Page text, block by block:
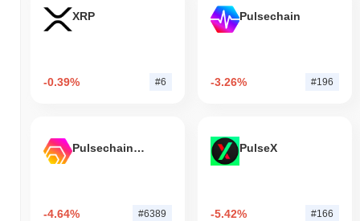
XRP
-0.39% #6
Pulsechain
-3.26% #196
Pulsechain Bridged HEX (Pulsechain)
-4.64% #6389
PulseX
-5.42% #166